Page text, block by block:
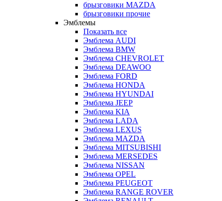
брызговики MAZDA
брызговики прочие
Эмблемы
Показать все
Эмблема AUDI
Эмблема BMW
Эмблема CHEVROLET
Эмблема DEAWOO
Эмблема FORD
Эмблема HONDA
Эмблема HYUNDAI
Эмблема JEEP
Эмблема KIA
Эмблема LADA
Эмблема LEXUS
Эмблема MAZDA
Эмблема MITSUBISHI
Эмблема MERSEDES
Эмблема NISSAN
Эмблема OPEL
Эмблема PEUGEOT
Эмблема RANGE ROVER